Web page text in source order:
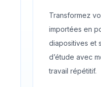
Transformez
importées en
diapositives et
d’étude avec
travail répétitif.